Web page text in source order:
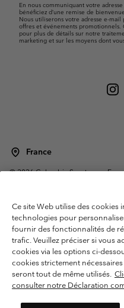
En nous communiquant votre
bénéficiez d’une remise de
Nous utiliserons votre adresse e-
offres et événements promotionnels.
pour plus de détails sur notre
marketing et sur les moyens dont
France
©2026Columbia Sportswear
Garanties Légales
Politique de
Conditions d'utilisation - Membres
Conditions D'utilisation - Contenu
Cookies
Public CBCR
Ce site Web utilise des cookies
technologies pour
fournir des fonctionnalités de
trafic. Veuillez préciser si vous
cookies via les options ci-
cookies strictement
seront tout de même utilisés.
consulter notre Déclaration
Veuillez
Achats
United States